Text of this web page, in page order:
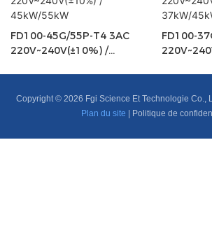
FD100-45G/55P-T4 3AC
220V~240V(±10%) /
FD100-
Copyright © 2026 Fgi Science Et Technologie Co.,
Plan du site
Politique de